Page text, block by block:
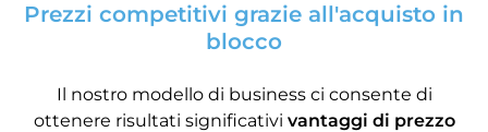
Prezzi competitivi grazie all'acquisto in
blocco
Il nostro modello di business ci consente di
ottenere risultati significativi vantaggi di prezzo